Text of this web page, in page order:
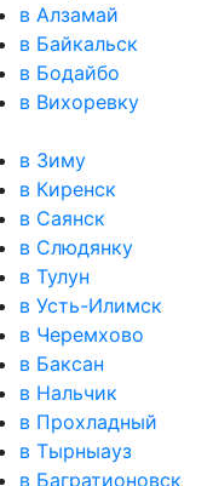
в Алзамай
в Байкальск
в Бодайбо
в Вихоревку
в Зиму
в Киренск
в Саянск
в Слюдянку
в Тулун
в Усть-Илимск
в Черемхово
в Баксан
в Нальчик
в Прохладный
в Тырныауз
в Багратионовск